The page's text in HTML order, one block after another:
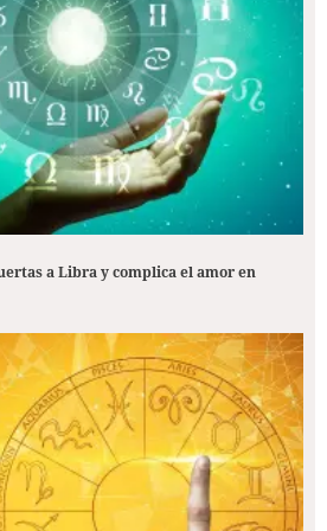
a Libra y complica el amor en